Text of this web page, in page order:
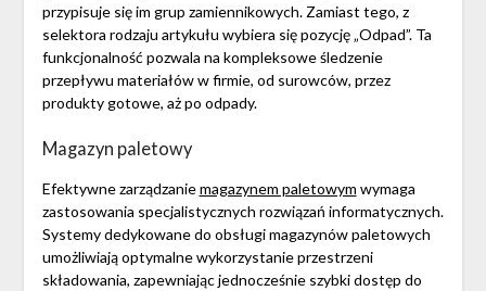
przypisuje się im grup zamiennikowych. Zamiast tego, z
selektora rodzaju artykułu wybiera się pozycję „Odpad”. Ta
funkcjonalność pozwala na kompleksowe śledzenie
przepływu materiałów w firmie, od surowców, przez
produkty gotowe, aż po odpady.
Magazyn paletowy
Efektywne zarządzaniemagazynem paletowym wymaga
zastosowania specjalistycznych rozwiązań informatycznych.
Systemy dedykowane do obsługi magazynów paletowych
umożliwiają optymalne wykorzystanie przestrzeni
składowania, zapewniając jednocześnie szybki dostęp do